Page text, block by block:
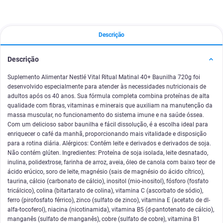
Descrição
Descrição
Suplemento Alimentar Nestlé Vital Ritual Matinal 40+ Baunilha 720g foi
desenvolvido especialmente para atender às necessidades nutricionais de
adultos após os 40 anos. Sua fórmula completa combina proteínas de alta
qualidade com fibras, vitaminas e minerais que auxiliam na manutenção da
massa muscular, no funcionamento do sistema imune e na saúde óssea.
Com um delicioso sabor baunilha e fácil dissolução, é a escolha ideal para
enriquecer o café da manhã, proporcionando mais vitalidade e disposição
para a rotina diária. Alérgicos: Contém leite e derivados e derivados de soja.
Não contém glúten. Ingredientes: Proteína de soja isolada, leite desnatado,
inulina, polidextrose, farinha de arroz, aveia, óleo de canola com baixo teor de
ácido erúcico, soro de leite, magnésio (sais de magnésio do ácido cítrico),
taurina, cálcio (carbonato de cálcio), inositol (mio-inositol), fósforo (fosfato
tricálcico), colina (bitartarato de colina), vitamina C (ascorbato de sódio),
ferro (pirofosfato férrico), zinco (sulfato de zinco), vitamina E (acetato de dl-
alfa-tocoferol), niacina (nicotinamida), vitamina B5 (d-pantotenato de cálcio),
manganês (sulfato de manganês), cobre (sulfato de cobre), vitamina B1